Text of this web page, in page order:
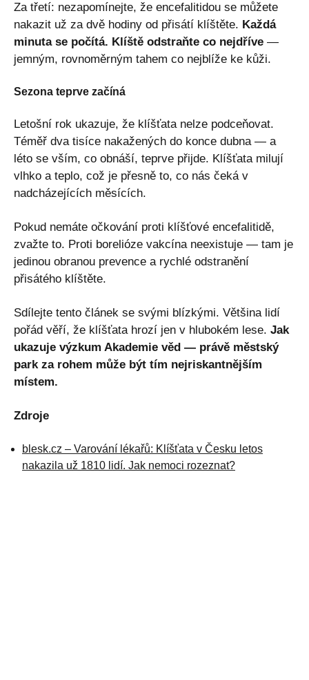
Za třetí: nezapomínejte, že encefalitidou se můžete
nakazit už za dvě hodiny od přisátí klíštěte. Každá
minuta se počítá. Klíště odstraňte co nejdříve —
jemným, rovnoměrným tahem co nejblíže ke kůži.
Sezona teprve začíná
Letošní rok ukazuje, že klíšťata nelze podceňovat.
Téměř dva tisíce nakažených do konce dubna — a
léto se vším, co obnáší, teprve přijde. Klíšťata milují
vlhko a teplo, což je přesně to, co nás čeká v
nadcházejících měsících.
Pokud nemáte očkování proti klíšťové encefalitidě,
zvažte to. Proti borelióze vakcína neexistuje — tam je
jedinou obranou prevence a rychlé odstranění
přisátého klíštěte.
Sdílejte tento článek se svými blízkými. Většina lidí
pořád věří, že klíšťata hrozí jen v hlubokém lese. Jak
ukazuje výzkum Akademie věd — právě městský
park za rohem může být tím nejriskantnějším
místem.
Zdroje
blesk.cz – Varování lékařů: Klíšťata v Česku letos
nakazila už 1810 lidí. Jak nemoci rozeznat?